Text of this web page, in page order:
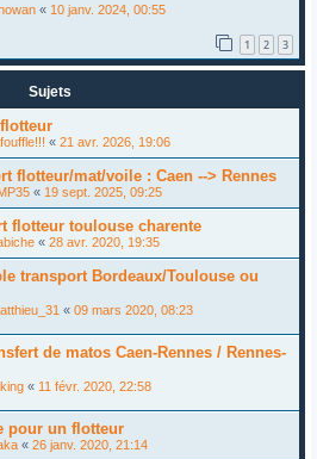
« 10 janv. 2024, 00:55
1 2 3
Sujets
« 21 avr. 2026, 19:06
flotteur/mat/voile : Caen --> Rennes
« 19 sept. 2025, 09:25
flotteur toulouse charente
« 28 avr. 2020, 19:35
transport Bordeaux/Toulouse ou
« 09 mars 2020, 08:23
de matos Caen-Rennes / Rennes-
« 11 févr. 2020, 22:58
pour un flotteur
« 26 janv. 2020, 21:14